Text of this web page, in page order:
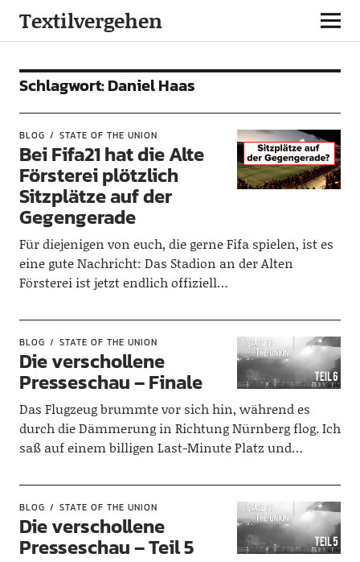
Textilvergehen
Schlagwort:Daniel Haas
BLOG STATE OF THE UNION
Bei Fifa21 hat die Alte
Försterei plötzlich
Sitzplätze auf der
Gegengerade
Für diejenigen von euch, die gerne Fifa spielen, ist es
eine gute Nachricht: Das Stadion an der Alten
Försterei ist jetzt endlich offiziell…
BLOG STATE OF THE UNION
Die verschollene
Presseschau – Finale
Das Flugzeug brummte vor sich hin, während es
durch die Dämmerung in Richtung Nürnberg flog. Ich
saß auf einem billigen Last-Minute Platz und…
BLOG STATE OF THE UNION
Die verschollene
Presseschau – Teil 5